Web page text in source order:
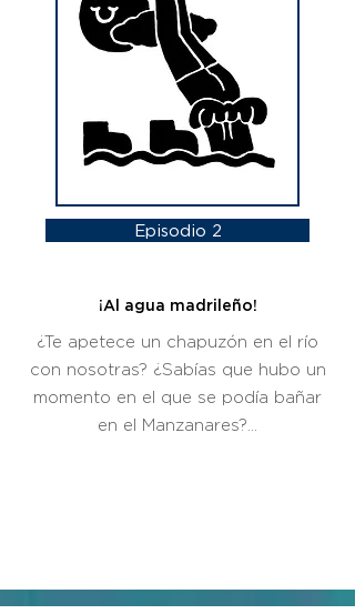
Episodio 2
¡Al agua madrileño!
¿Te apetece un chapuzón en el río
con nosotras? ¿Sabías que hubo un
momento en el que se podía bañar
en el Manzanares?...